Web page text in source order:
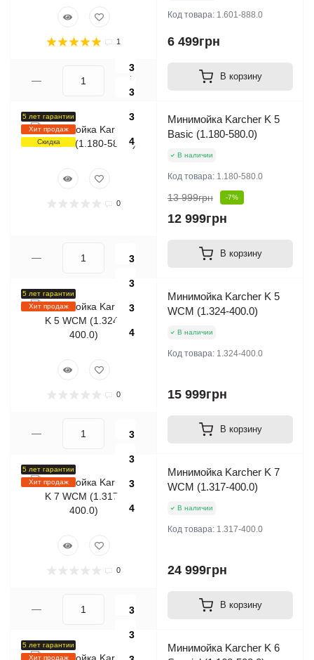
1
Код товара: 1.601-888.0
6 499грн
В корзину
5 лет гарантии
Хит продаж
Скидка
3
3
3
4
0
Минимойка Karcher K 5
Basic (1.180-580.0)
В наличии
Код товара: 1.180-580.0
13 999грн -7%
12 999грн
В корзину
5 лет гарантии
Хит продаж
3
3
3
4
0
Минимойка Karcher K 5
WCM (1.324-400.0)
В наличии
Код товара: 1.324-400.0
15 999грн
В корзину
5 лет гарантии
Хит продаж
3
3
3
4
0
Минимойка Karcher K 7
WCM (1.317-400.0)
В наличии
Код товара: 1.317-400.0
24 999грн
В корзину
5 лет гарантии
Хит продаж
3
3
Минимойка Karcher K 6